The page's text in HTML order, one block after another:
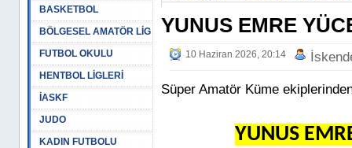
BASKETBOL
BÖLGESEL AMATÖR LİG
FUTBOL OKULU
HENTBOL LİGLERİ
İASKF
JUDO
KADIN FUTBOLU
YUNUS EMRE
10 Haziran 2026, 20:14
Süper Amatör Küme
YUNUS